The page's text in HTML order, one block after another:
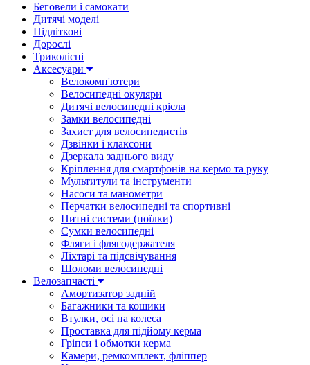
Беговели і самокати
Дитячі моделі
Підліткові
Дорослі
Триколісні
Аксесуари
Велокомп'ютери
Велосипедні окуляри
Дитячі велосипедні крісла
Замки велосипедні
Захист для велосипедистів
Дзвінки і клаксони
Дзеркала заднього виду
Кріплення для смартфонів на кермо та руку
Мультитули та інструменти
Насоси та манометри
Перчатки велосипедні та спортивні
Питні системи (поїлки)
Сумки велосипедні
Фляги і флягодержателя
Ліхтарі та підсвічування
Шоломи велосипедні
Велозапчасті
Амортизатор задній
Багажники та кошики
Втулки, осі на колеса
Проставка для підйому керма
Гріпси і обмотки керма
Камери, ремкомплект, фліппер